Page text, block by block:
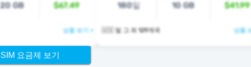
20 GB $67.49
상품 보기 >
180일 10 GB $41.99
🇺🇸 및 그 외 129개국 상품
요금제 보기